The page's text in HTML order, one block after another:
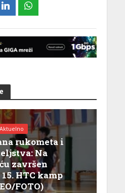
Aktuelno
rukometa i
Na
završen
HTC kamp
FOTO)